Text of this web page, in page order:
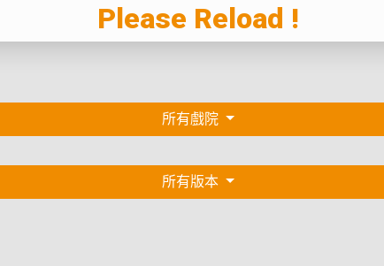
Please Reload !
所有戲院
所有版本